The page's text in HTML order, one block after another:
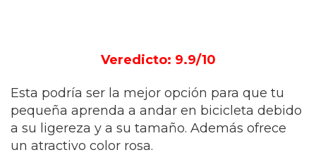
Veredicto: 9.9/10
Esta podría ser la mejor opción para que tu
pequeña aprenda a andar en bicicleta debido
a su ligereza y a su tamaño. Además ofrece
un atractivo color rosa.